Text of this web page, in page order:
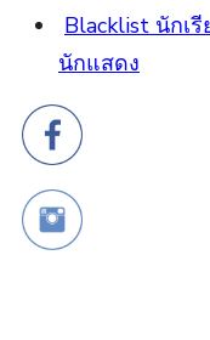
Blacklist นักเ
นักแสดง